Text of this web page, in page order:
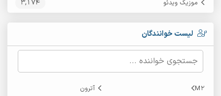
موزیک ویدئو 3,174
لیست خوانندگان
M2 آترون